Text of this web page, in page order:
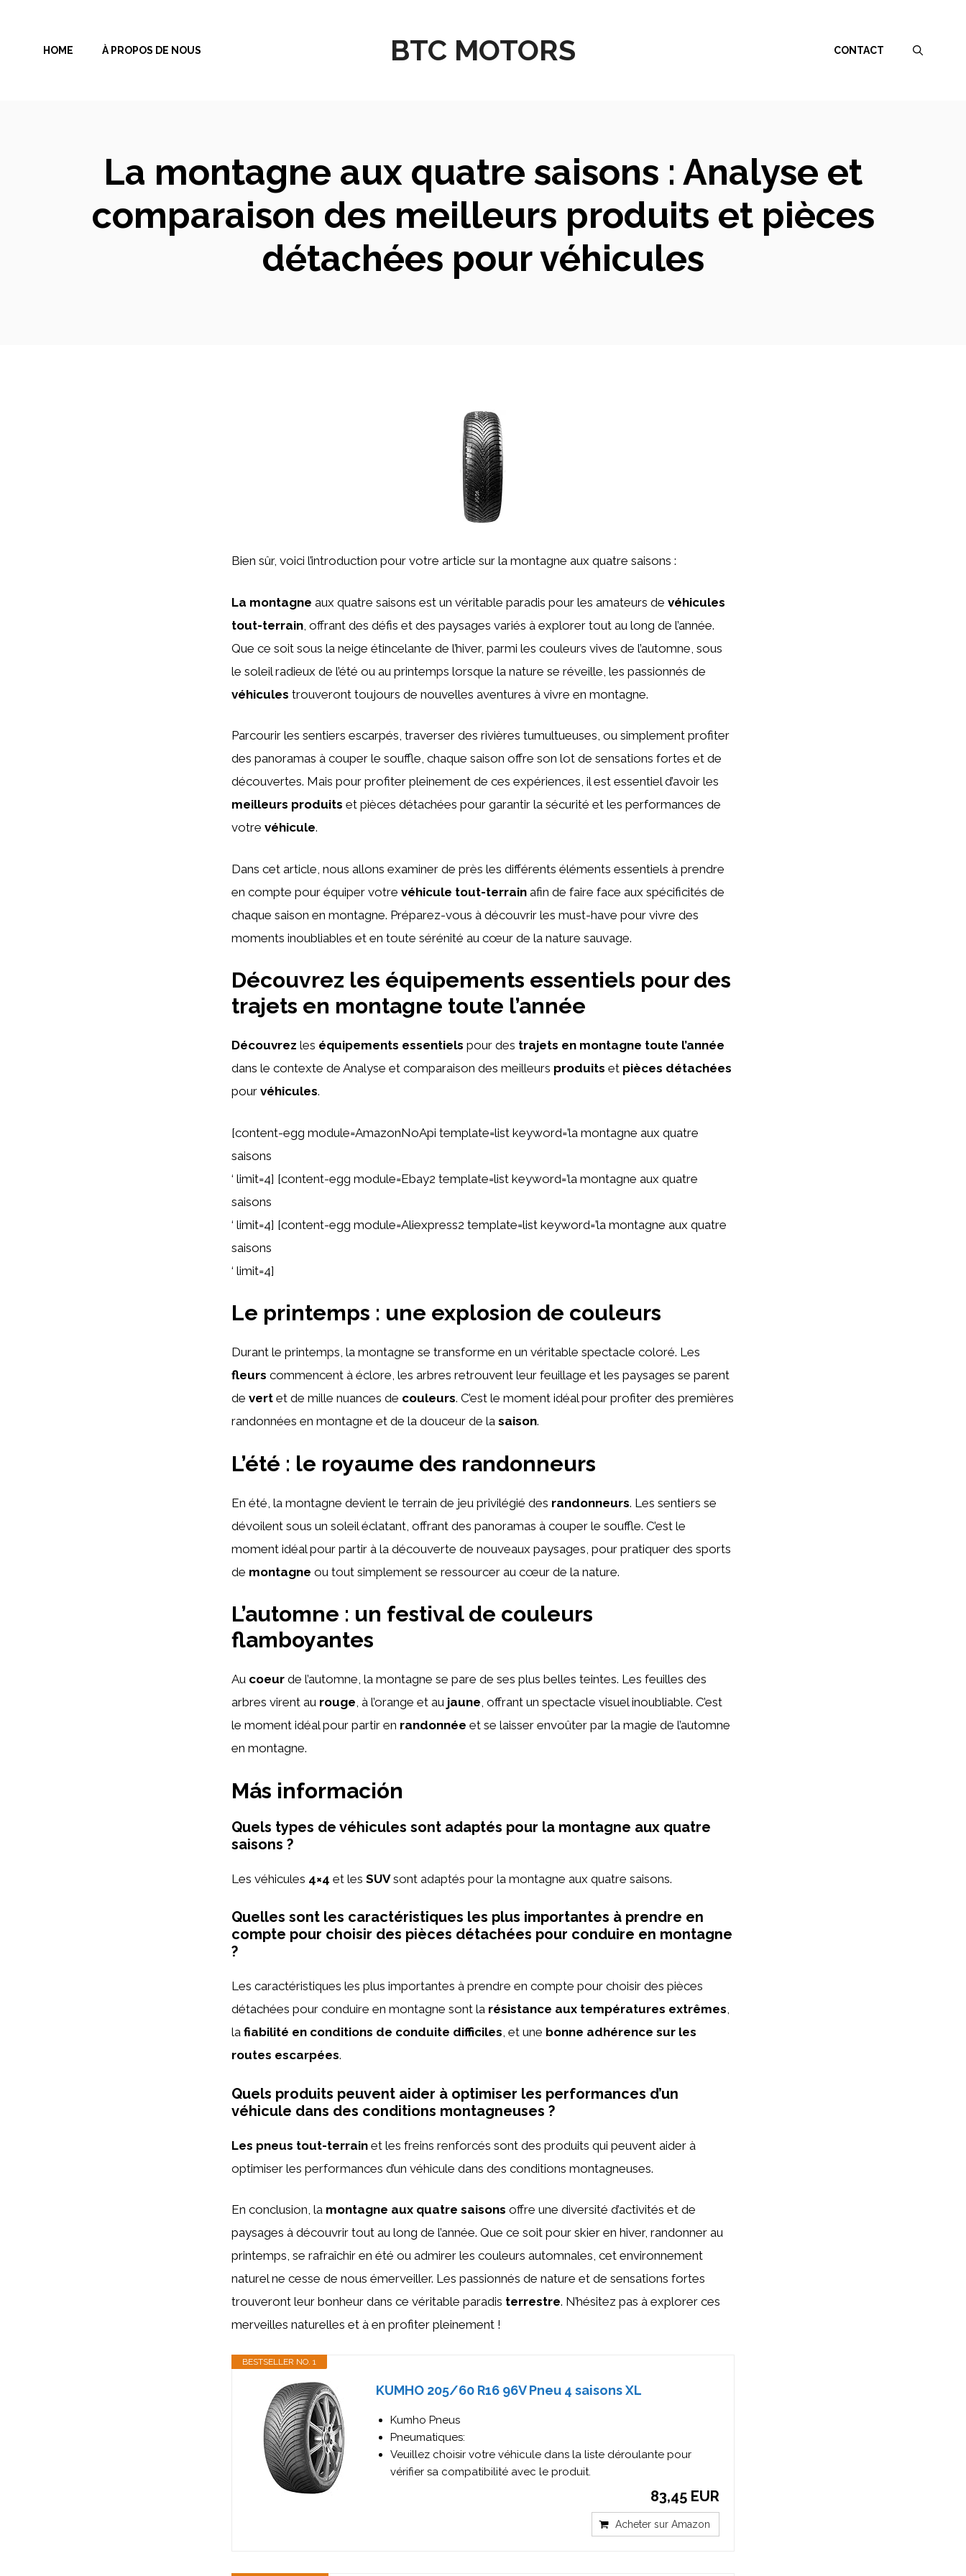
contenu
BTC MOTORS
HOME À PROPOS DE NOUS CONTACT
La montagne aux quatre saisons : Analyse et
comparaison des meilleurs produits et pièces
détachées pour véhicules
Bien sûr, voici l’introduction pour votre article sur la montagne aux quatre saisons :
La montagne aux quatre saisons est un véritable paradis pour les amateurs de véhicules
tout-terrain , offrant des défis et des paysages variés à explorer tout au long de l’année.
Que ce soit sous la neige étincelante de l’hiver, parmi les couleurs vives de l’automne, sous
le soleil radieux de l’été ou au printemps lorsque la nature se réveille, les passionnés de
véhicules trouveront toujours de nouvelles aventures à vivre en montagne.
Parcourir les sentiers escarpés, traverser des rivières tumultueuses, ou simplement profiter
des panoramas à couper le souffle, chaque saison offre son lot de sensations fortes et de
découvertes. Mais pour profiter pleinement de ces expériences, il est essentiel d’avoir les
meilleurs produits et pièces détachées pour garantir la sécurité et les performances de
votre véhicule.
Dans cet article, nous allons examiner de près les différents éléments essentiels à prendre
en compte pour équiper votre véhicule tout-terrain afin de faire face aux spécificités de
chaque saison en montagne. Préparez-vous à découvrir les must-have pour vivre des
moments inoubliables et en toute sérénité au cœur de la nature sauvage.
Découvrez les équipements essentiels pour des
trajets en montagne toute l’année
Découvrez les équipements essentiels pour des trajets en montagne toute l’année
dans le contexte de Analyse et comparaison des meilleurs produits et pièces détachées
pour véhicules.
[content-egg module=AmazonNoApi template=list keyword=’la montagne aux quatre
saisons
‘ limit=4] [content-egg module=Ebay2 template=list keyword=’la montagne aux quatre
saisons
‘ limit=4] [content-egg module=Aliexpress2 template=list keyword=’la montagne aux quatre
saisons
‘ limit=4]
Le printemps : une explosion de couleurs
Durant le printemps, la montagne se transforme en un véritable spectacle coloré. Les
fleurs commencent à éclore, les arbres retrouvent leur feuillage et les paysages se parent
de vert et de mille nuances de couleurs. C’est le moment idéal pour profiter des premières
randonnées en montagne et de la douceur de la saison.
L’été : le royaume des randonneurs
En été, la montagne devient le terrain de jeu privilégié des randonneurs. Les sentiers se
dévoilent sous un soleil éclatant, offrant des panoramas à couper le souffle. C’est le
moment idéal pour partir à la découverte de nouveaux paysages, pour pratiquer des sports
de montagne ou tout simplement se ressourcer au cœur de la nature.
L’automne : un festival de couleurs
flamboyantes
Au coeur de l’automne, la montagne se pare de ses plus belles teintes. Les feuilles des
arbres virent au rouge, à l’orange et au jaune, offrant un spectacle visuel inoubliable. C’est
le moment idéal pour partir en randonnée et se laisser envoûter par la magie de l’automne
en montagne.
Más información
Quels types de véhicules sont adaptés pour la montagne aux quatre
saisons ?
Les véhicules 4×4 et les SUVsont adaptés pour la montagne aux quatre saisons.
Quelles sont les caractéristiques les plus importantes à prendre en
compte pour choisir des pièces détachées pour conduire en montagne
?
Les caractéristiques les plus importantes à prendre en compte pour choisir des pièces
détachées pour conduire en montagne sont la résistance aux températures extrêmes,
la fiabilité en conditions de conduite difficiles, et une bonne adhérence sur les
routes escarpées.
Quels produits peuvent aider à optimiser les performances d’un
véhicule dans des conditions montagneuses ?
Les pneus tout-terrain et les freins renforcés sont des produits qui peuvent aider à
optimiser les performances d’un véhicule dans des conditions montagneuses.
En conclusion, la montagne aux quatre saisons offre une diversité d’activités et de
paysages à découvrir tout au long de l’année. Que ce soit pour skier en hiver, randonner au
printemps, se rafraîchir en été ou admirer les couleurs automnales, cet environnement
naturel ne cesse de nous émerveiller. Les passionnés de nature et de sensations fortes
trouveront leur bonheur dans ce véritable paradis terrestre. N’hésitez pas à explorer ces
merveilles naturelles et à en profiter pleinement !
BESTSELLER NO. 1
KUMHO 205/60 R16 96V Pneu 4 saisons XL
Kumho Pneus
Pneumatiques:
Veuillez choisir votre véhicule dans la liste déroulante pour
vérifier sa compatibilité avec le produit.
83,45 EUR
Acheter sur Amazon